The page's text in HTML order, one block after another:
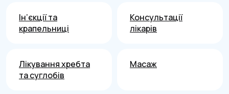
Ін’єкції та
крапельниці
Консультації
лікарів
Лікування хребта
та суглобів
Масаж